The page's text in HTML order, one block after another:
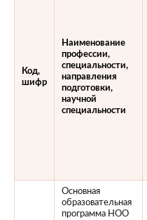
Код,
шифр
Наименование
профессии,
специальности,
направления
подготовки,
научной
специальности
Основная
образовательная
программа НОО